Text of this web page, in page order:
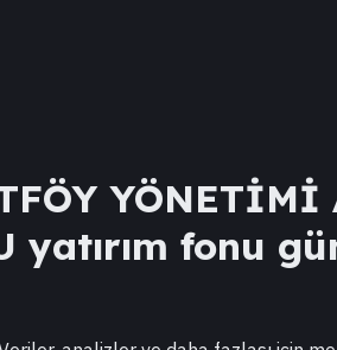
yatırım fonu